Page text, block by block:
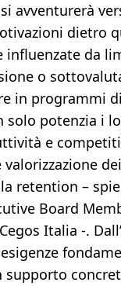
avventurerà
dietro
influenzate da
o
in programmi
solo potenzia i
e
valorizzazione
retention –
Board
Italia -.
supporto